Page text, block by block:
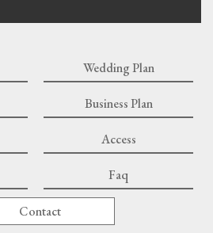
Wedding Plan
Business Plan
Access
Faq
Contact